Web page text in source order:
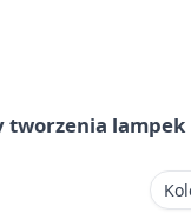
tworzenia lampek